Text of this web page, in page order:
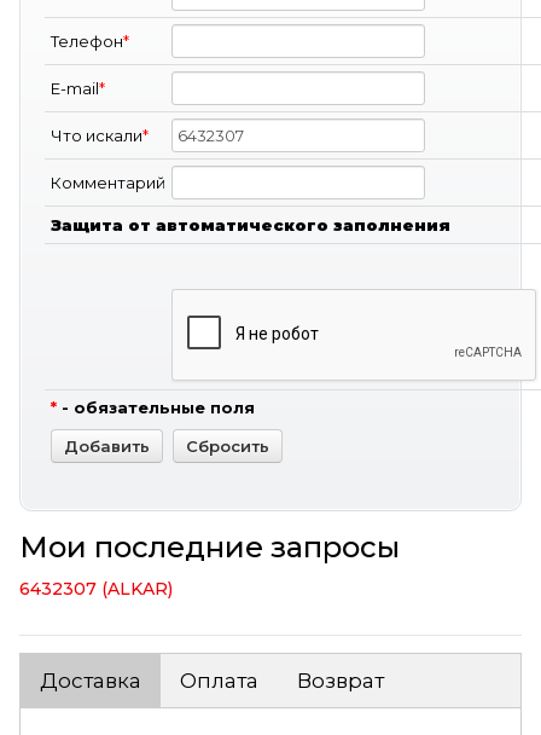
Телефон*
E-mail*
Что искали*
Комментарий
Защита от автоматического заполнения
* - обязательные поля
Мои последние запросы
6432307 (ALKAR)
Доставка Оплата Возврат